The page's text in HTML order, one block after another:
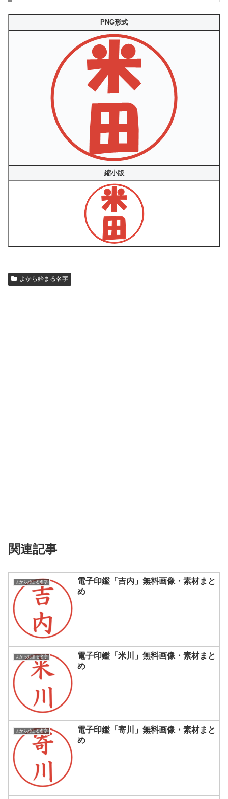
PNG形式
縮小版
よから始まる名字
関連記事
よから始まる名字
電子印鑑「吉内」無料画像・素材まと
め
よから始まる名字
電子印鑑「米川」無料画像・素材まと
め
よから始まる名字
電子印鑑「寄川」無料画像・素材まと
め